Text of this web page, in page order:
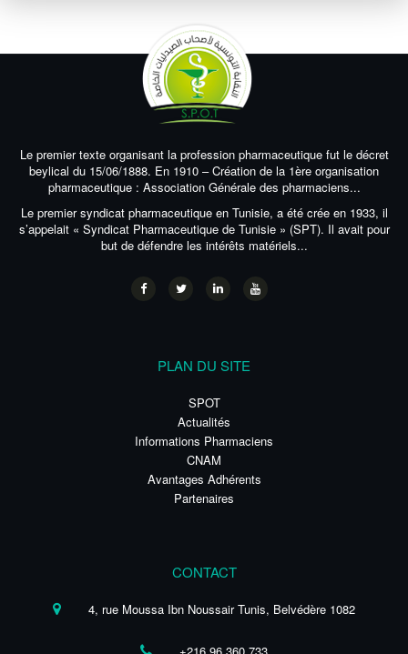
Le premier texte organisant la profession pharmaceutique fut le décret
beylical du 15/06/1888. En 1910 – Création de la 1ère organisation
pharmaceutique : Association Générale des pharmaciens...
Le premier syndicat pharmaceutique en Tunisie, a été crée en 1933, il
s’appelait « Syndicat Pharmaceutique de Tunisie » (SPT). Il avait pour
but de défendre les intérêts matériels...
PLAN DU SITE
SPOT
Actualités
Informations Pharmaciens
CNAM
Avantages Adhérents
Partenaires
CONTACT
4, rue Moussa Ibn Noussair Tunis, Belvédère 1082